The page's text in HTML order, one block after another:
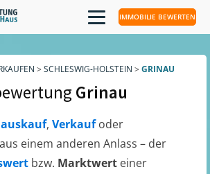
IMMOBILIE BEWERTEN
> SCHLESWIG-HOLSTEIN > GRINAU
Grinau
, Verkaufoder
aus einem anderen Anlass – der
bzw. Marktwert einer